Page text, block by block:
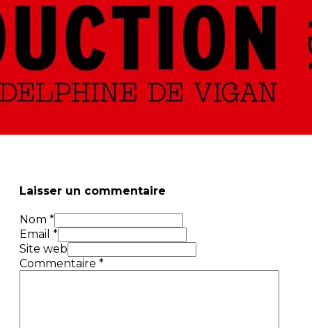
Laisser un commentaire
Nom *
Email *
Site web
Commentaire *